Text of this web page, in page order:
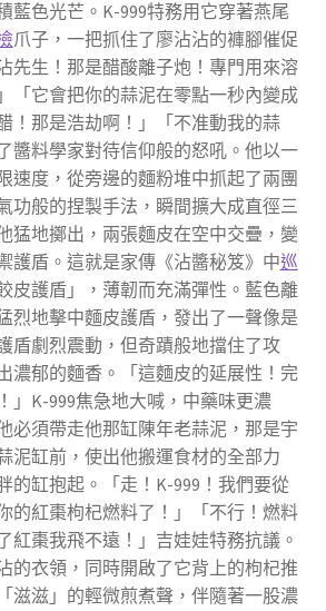
藍色光芒。K-999特務用它穿著燕尾
爪子，一把抓住了廖沾沾的褲腳催促
先生！那是醋酸離子炮！專門用來溶
「它會把你的蒜泥在零點一秒內變成
！那是浩劫啊！」「不准動我的蒜
醬料學家對待信仰般的怒吼。他以一
速度，從旁邊的麵粉堆中抓起了兩團
功般的捏製手法，瞬間擴大成直徑三
猛地擲出，兩張麵皮在空中交疊，變
護盾。這就是家傳《沾醬秘笈》中巡
皮護盾」，薄韌而充滿彈性。藍色離
烈地擊中麵皮護盾，發出了一聲像是
盾劇烈震動，但奇蹟般地擋住了攻
濃郁的麵香。「這麵皮的延展性！完
」K-999焦急地大喊，中藥味更濃
必須帶走他那缸陳年老蒜泥，那是宇
泥缸前，使出他搬運食材的全部力
的缸抱起。「走！K-999！我們要從
的紅棗枸杞燃料了！」「不行！燃料
紅棗我飛不遠！」吉娃娃特務抗議。
的衣領，同時開啟了它背上的枸杞推
滋滋」的輕微煎煮聲，伴隨著一股濃